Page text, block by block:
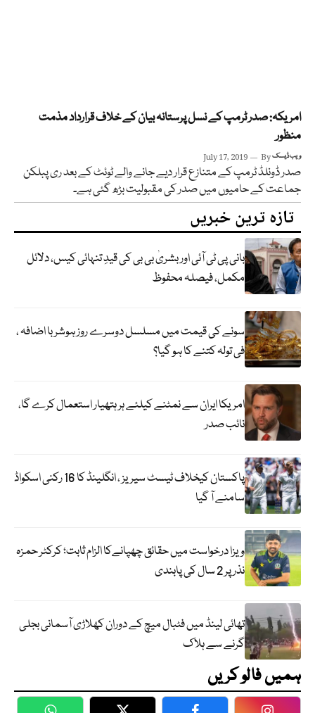
امریکہ: صدر ٹرمپ کے نسل پرستانہ بیان کے خلاف قرارداد مذمت
منظور
July 17, 2019 Byویب ڈیسک
صدر ڈونلڈ ٹرمپ کے متنازع قرار دیے جانے والے ٹوئٹ کے بعد ری پبلکن
جماعت کے حامیوں میں صدر کی مقبولیت بڑھ گئی ہے۔
تازہ ترین خبریں
بانی پی ٹی آئی اور بشریٰ بی بی کی قیدِ تنہائی کیس، دلائل
مکمل، فیصلہ محفوظ
سونے کی قیمت میں مسلسل دوسرے روز ہوشربا اضافہ ،
فی تولہ کتنے کا ہو گیا؟
امریکا ایران سے نمٹنے کیلئے ہر ہتھیار استعمال کرے گا،
نائب صدر
پاکستان کیخلاف ٹیسٹ سیریز ، انگلینڈ کا 16 رکنی اسکواڈ
سامنے آ گیا
ویزا درخواست میں حقائق چھپانےکا الزام ثابت؛ کرکٹر حمزہ
نذر پر 2 سال کی پابندی
تھائی لینڈ میں فٹبال میچ کے دوران کھلاڑی آسمانی بجلی
گرنے سے ہلاک
ہمیں فالو کریں